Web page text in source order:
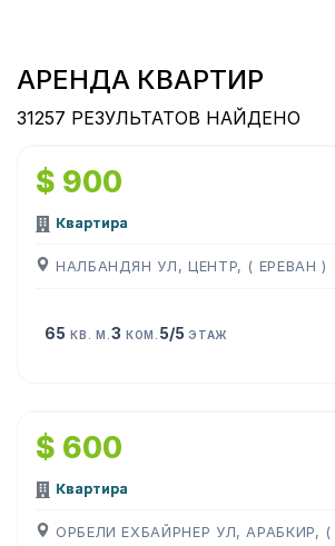
АРЕНДА КВАРТИР
31257 РЕЗУЛЬТАТОВ НАЙДЕНО
1/11
$ 900
Квартира
НАЛБАНДЯН УЛ, ЦЕНТР, ( ЕРЕВАН )
65 КВ. М. 3 КОМ. 5/5ЭТАЖ
$ 600
Квартира
ОРБЕЛИ ЕХБАЙРНЕР УЛ, АРАБКИР, (